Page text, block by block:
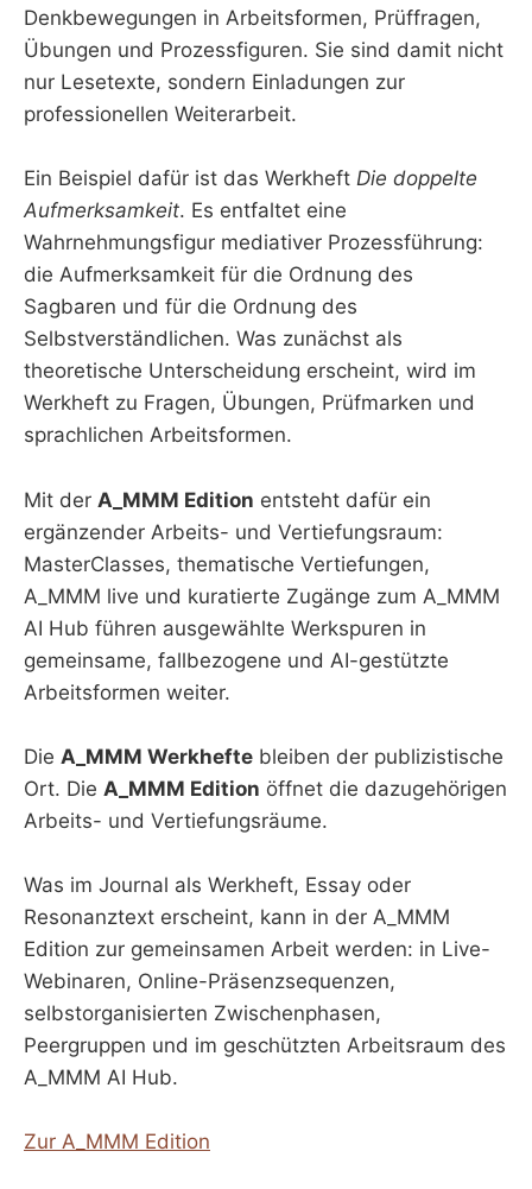
Denkbewegungen in Arbeitsformen, Prüffragen,
Übungen und Prozessfiguren. Sie sind damit nicht
nur Lesetexte, sondern Einladungen zur
professionellen Weiterarbeit.
Ein Beispiel dafür ist das Werkheft Die doppelte
Aufmerksamkeit. Es entfaltet eine
Wahrnehmungsfigur mediativer Prozessführung:
die Aufmerksamkeit für die Ordnung des
Sagbaren und für die Ordnung des
Selbstverständlichen. Was zunächst als
theoretische Unterscheidung erscheint, wird im
Werkheft zu Fragen, Übungen, Prüfmarken und
sprachlichen Arbeitsformen.
Mit der A_MMM Edition entsteht dafür ein
ergänzender Arbeits- und Vertiefungsraum:
MasterClasses, thematische Vertiefungen,
A_MMM live und kuratierte Zugänge zum A_MMM
AI Hub führen ausgewählte Werkspuren in
gemeinsame, fallbezogene und AI-gestützte
Arbeitsformen weiter.
Die A_MMM Werkhefte bleiben der publizistische
Ort. Die A_MMM Edition öffnet die dazugehörigen
Arbeits- und Vertiefungsräume.
Was im Journal als Werkheft, Essay oder
Resonanztext erscheint, kann in der A_MMM
Edition zur gemeinsamen Arbeit werden: in Live-
Webinaren, Online-Präsenzsequenzen,
selbstorganisierten Zwischenphasen,
Peergruppen und im geschützten Arbeitsraum des
A_MMM AI Hub.
Zur A_MMM Edition